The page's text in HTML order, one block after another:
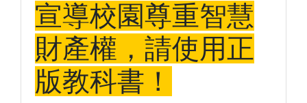
宣導校園尊重智慧
財產權，請使用正
版教科書！